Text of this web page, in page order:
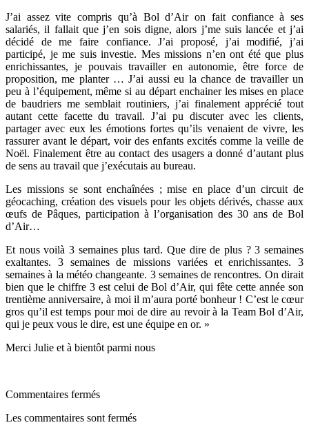
J’ai assez vite compris qu’à Bol d’Air on fait confiance à ses
salariés, il fallait que j’en sois digne, alors j’me suis lancée et j’ai
décidé de me faire confiance. J’ai proposé, j’ai modifié, j’ai
participé, je me suis investie. Mes missions n’en ont été que plus
enrichissantes, je pouvais travailler en autonomie, être force de
proposition, me planter … J’ai aussi eu la chance de travailler un
peu à l’équipement, même si au départ enchainer les mises en place
de baudriers me semblait routiniers, j’ai finalement apprécié tout
autant cette facette du travail. J’ai pu discuter avec les clients,
partager avec eux les émotions fortes qu’ils venaient de vivre, les
rassurer avant le départ, voir des enfants excités comme la veille de
Noël. Finalement être au contact des usagers a donné d’autant plus
de sens au travail que j’exécutais au bureau.
Les missions se sont enchaînées ; mise en place d’un circuit de
géocaching, création des visuels pour les objets dérivés, chasse aux
œufs de Pâques, participation à l’organisation des 30 ans de Bol
d’Air…
Et nous voilà 3 semaines plus tard. Que dire de plus ? 3 semaines
exaltantes. 3 semaines de missions variées et enrichissantes. 3
semaines à la météo changeante. 3 semaines de rencontres. On dirait
bien que le chiffre 3 est celui de Bol d’Air, qui fête cette année son
trentième anniversaire, à moi il m’aura porté bonheur ! C’est le cœur
gros qu’il est temps pour moi de dire au revoir à la Team Bol d’Air,
qui je peux vous le dire, est une équipe en or. »
Merci Julie et à bientôt parmi nous
Commentaires fermés
Les commentaires sont fermés